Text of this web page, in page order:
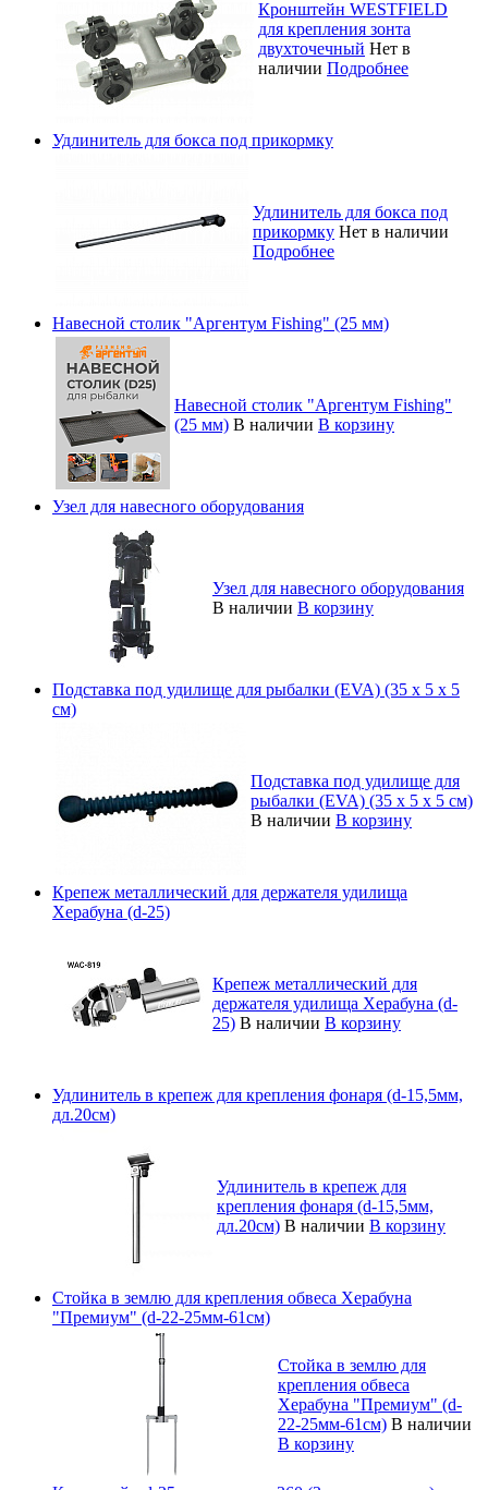
Кронштейн WESTFIELD
для крепления зонта
двухточечный Нет в
наличии Подробнее
Удлинитель для бокса под прикормку
Удлинитель для бокса под
прикормку Нет в наличии
Подробнее
Навесной столик "Аргентум Fishing" (25 мм)
Навесной столик "Аргентум Fishing"
(25 мм) В наличии В корзину
Узел для навесного оборудования
Узел для навесного оборудования
В наличии В корзину
Подставка под удилище для рыбалки (EVA) (35 x 5 x 5
см)
Подставка под удилище для
рыбалки (EVA) (35 x 5 x 5 см)
В наличии В корзину
Крепеж металлический для держателя удилища
Херабуна (d-25)
Крепеж металлический для
держателя удилища Херабуна (d-
25) В наличии В корзину
Удлинитель в крепеж для крепления фонаря (d-15,5мм,
дл.20см)
Удлинитель в крепеж для
крепления фонаря (d-15,5мм,
дл.20см) В наличии В корзину
Стойка в землю для крепления обвеса Херабуна
"Премиум" (d-22-25мм-61см)
Стойка в землю для
крепления обвеса
Херабуна "Премиум" (d-
22-25мм-61см) В наличии
В корзину